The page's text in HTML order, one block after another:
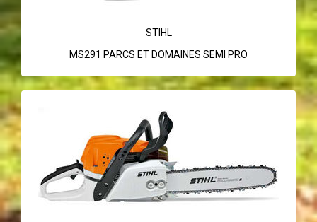
STIHL
MS291 PARCS ET DOMAINES SEMI PRO